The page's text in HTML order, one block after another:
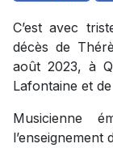
C’est avec
décès de
août 2023, à
Lafontaine et
Musicienne
l’enseignement